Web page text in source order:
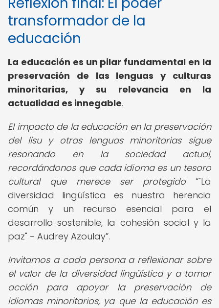
transformador de la
educación
La educación es un pilar fundamental en la
preservación de las lenguas y culturas
minoritarias, y su relevancia en la
actualidad es innegable.
El impacto de la educación en la preservación
del lisu y otras lenguas minoritarias sigue
resonando en la sociedad actual,
recordándonos que cada idioma es un tesoro
cultural que merece ser protegido
"La
diversidad lingüística es nuestra herencia
común y un recurso esencial para el
desarrollo sostenible, la cohesión social y la
paz" - Audrey Azoulay .
Invitamos a cada persona a reflexionar sobre
el valor de la diversidad lingüística y a tomar
acción para apoyar la preservación de
idiomas minoritarios, ya que la educación es